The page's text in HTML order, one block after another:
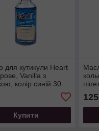
для кутикули Heart
Vanilla з
колір синій 30
Купити
125